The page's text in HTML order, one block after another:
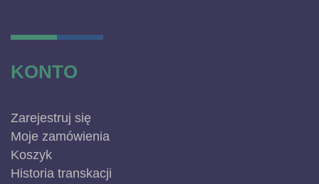
KONTO
Zarejestruj się
Moje zamówienia
Koszyk
Historia transkacji